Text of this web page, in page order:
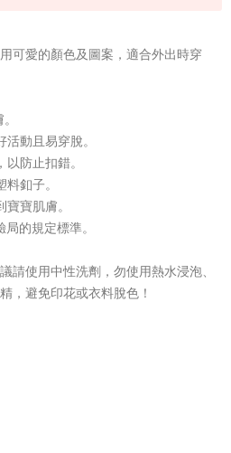
可愛的顏色及圖案，適合外出時穿
動且易穿脫。
防止扣錯。
釦子。
寶肌膚。
的規定標準。
請使用中性洗劑，勿使用熱水浸泡、
，避免印花或衣料脫色！